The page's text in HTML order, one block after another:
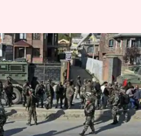
हालातः CRPF
पर रोक, अतिरिक्त
10:17 am